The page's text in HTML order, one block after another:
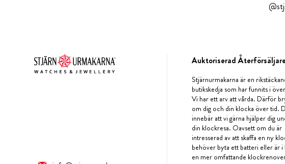
Auktoriserad
Stjärnurmakarna är en
butikskedja som har funnits i
Vi har ett arv att vårda. Därför
om dig och din klocka över tid.
innebär att vi gärna hjälper dig
din klockresa. Oavsett om du är
intresserad av att skaffa en ny
behöver byta ett batteri eller är i
en mer omfattande